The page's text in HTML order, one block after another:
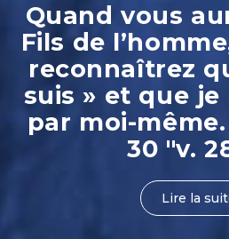
Quand vous
Fils de
reconnaîtrez
suis » et que
par moi-même.
30 "v.
Lire la